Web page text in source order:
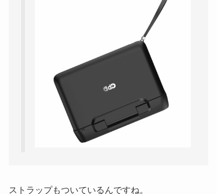
ストラップもついているんですね。